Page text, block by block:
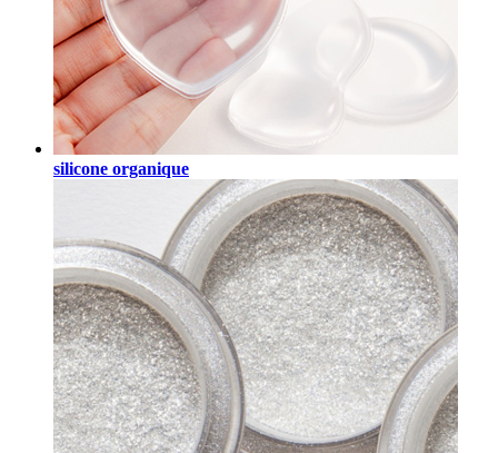
silicone organique